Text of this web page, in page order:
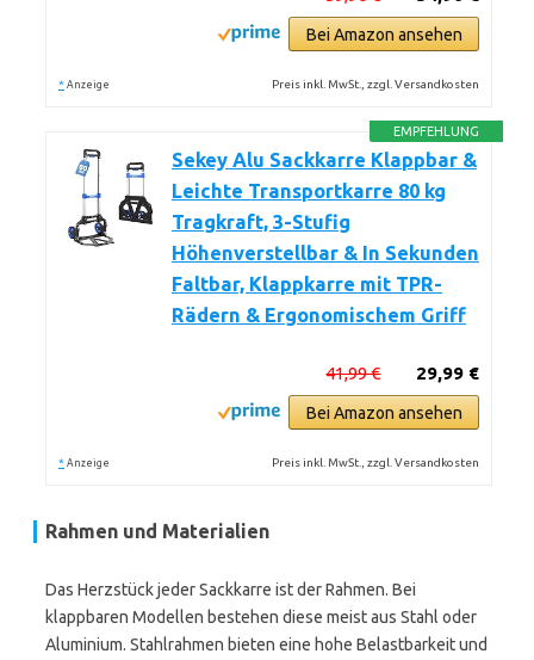
Bei Amazon ansehen
* Anzeige Preis inkl. MwSt., zzgl. Versandkosten
EMPFEHLUNG
Sekey Alu Sackkarre Klappbar &
Leichte Transportkarre 80 kg
Tragkraft, 3-Stufig
Höhenverstellbar & In Sekunden
Faltbar, Klappkarre mit TPR-
Rädern & Ergonomischem Griff
29,99 €
41,99 €
Bei Amazon ansehen
* Anzeige Preis inkl. MwSt., zzgl. Versandkosten
Rahmen und Materialien
Das Herzstück jeder Sackkarre ist der Rahmen. Bei
klappbaren Modellen bestehen diese meist aus Stahl oder
Aluminium. Stahlrahmen bieten eine hohe Belastbarkeit und